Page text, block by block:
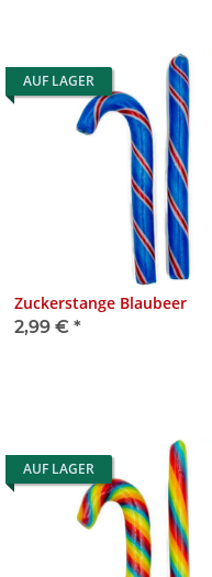
AUF LAGER
Zuckerstange Blaubeer
2,99 € *
AUF LAGER